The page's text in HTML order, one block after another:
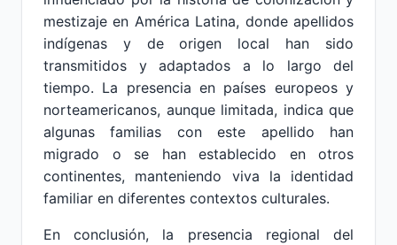
mestizaje en América Latina, donde apellidos
indígenas y de origen local han sido
transmitidos y adaptados a lo largo del
tiempo. La presencia en países europeos y
norteamericanos, aunque limitada, indica que
algunas familias con este apellido han
migrado o se han establecido en otros
continentes, manteniendo viva la identidad
familiar en diferentes contextos culturales.
En conclusión, la presencia regional del